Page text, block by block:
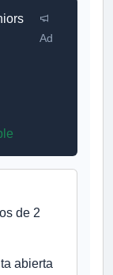
Ad
de 2
abierta